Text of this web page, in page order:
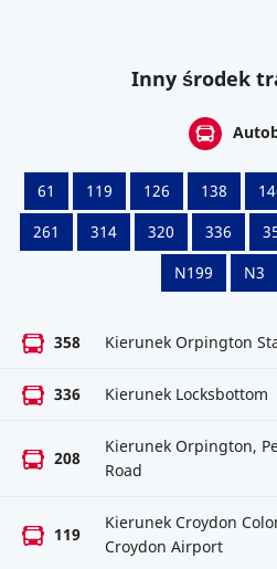
Inny środek
61 119 126 138
261
314 320 336
N199
N3
358 Kierunek Orpington
336 Kierunek Locksbottom
208
Kierunek Orpington,
Road
119
Kierunek Croydon
Croydon Airport